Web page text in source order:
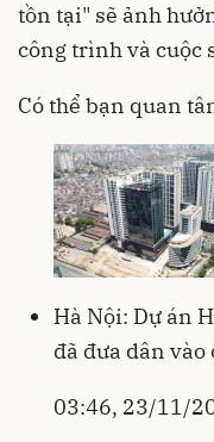
tồn tại" sẽ ảnh
công trình và cuộc
Có thể bạn quan
Hà Nội: Dự án
đã đưa dân vào
03:46, 23/11/